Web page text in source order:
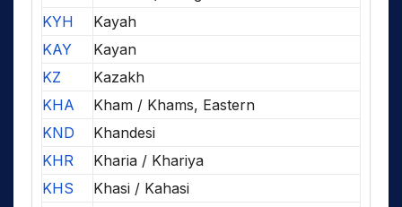
KYH
Kayah
KAY
Kayan
KZ
Kazakh
KHA
Kham / Khams, Eastern
KND
Khandesi
KHR
Kharia / Khariya
KHS
Khasi / Kahasi